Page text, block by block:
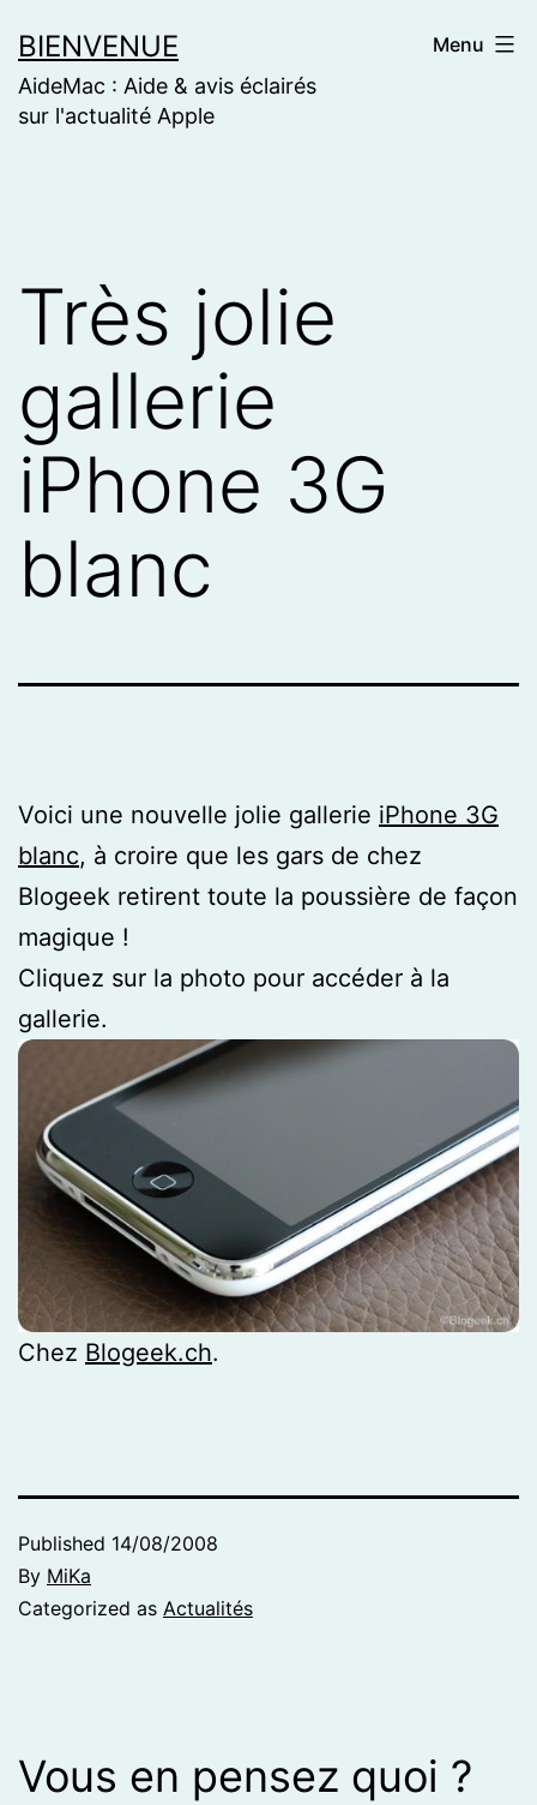
to
content
BIENVENUE
AideMac : Aide & avis éclairés
sur l'actualité Apple
Menu
Très jolie
gallerie
iPhone 3G
blanc
Voici une nouvelle jolie gallerie iPhone 3G
blanc, à croire que les gars de chez
Blogeek retirent toute la poussière de façon
magique !
Cliquez sur la photo pour accéder à la
gallerie.
Chez Blogeek.ch.
Published 14/08/2008
By MiKa
Categorized as Actualités
Vous en pensez quoi ?